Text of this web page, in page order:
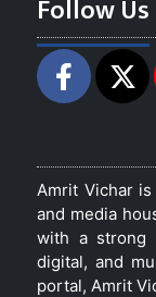
Follow Us
Amrit Vichar
and media
with a strong
digital, and
portal, Amrit